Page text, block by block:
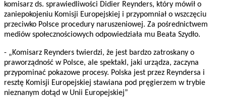
komisarz ds. sprawiedliwości Didier Reynders, który mówił o
zaniepokojeniu Komisji Europejskiej i przypomniał o wszczęciu
przeciwko Polsce procedury naruszeniowej. Za pośrednictwem
mediów społecznościowych odpowiedziała mu Beata Szydło.
- „Komisarz Reynders twierdzi, że jest bardzo zatroskany o
praworządność w Polsce, ale spektakl, jaki urządza, zaczyna
przypominać pokazowe procesy. Polska jest przez Reyndersa i
resztę Komisji Europejskiej stawiana pod pręgierzem w trybie
nieznanym dotąd w Unii Europejskiej”